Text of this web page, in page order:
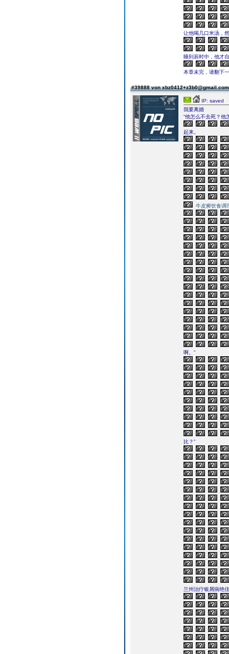
让他喝几口米汤，
睡到辰时中，他才
本章未完，请翻下
#39888 von
IP: saved
我要离婚
“他怎么不去死？他
起来。
牛皮癣饮食调
啊。”
比？”
兰州治疗银屑病绝